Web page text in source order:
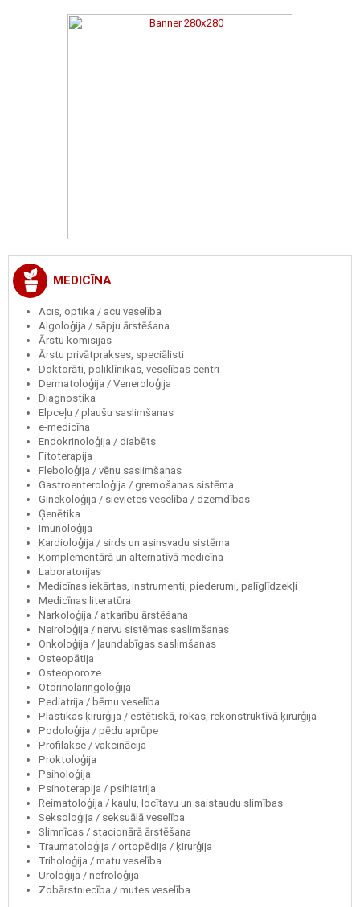
MEDICĪNA
Acis, optika / acu veselība
Algoloģija / sāpju ārstēšana
Ārstu komisijas
Ārstu privātprakses, speciālisti
Doktorāti, poliklīnikas, veselības centri
Dermatoloģija / Veneroloģija
Diagnostika
Elpceļu / plaušu saslimšanas
e-medicīna
Endokrinoloģija / diabēts
Fitoterapija
Fleboloģija / vēnu saslimšanas
Gastroenteroloģija / gremošanas sistēma
Ginekoloģija / sievietes veselība / dzemdības
Ģenētika
Imunoloģija
Kardioloģija / sirds un asinsvadu sistēma
Komplementārā un alternatīvā medicīna
Laboratorijas
Medicīnas iekārtas, instrumenti, piederumi, palīglīdzekļi
Medicīnas literatūra
Narkoloģija / atkarību ārstēšana
Neiroloģija / nervu sistēmas saslimšanas
Onkoloģija / ļaundabīgas saslimšanas
Osteopātija
Osteoporoze
Otorinolaringoloģija
Pediatrija / bērnu veselība
Plastikas ķirurģija / estētiskā, rokas, rekonstruktīvā ķirurģija
Podoloģija / pēdu aprūpe
Profilakse / vakcinācija
Proktoloģija
Psiholoģija
Psihoterapija / psihiatrija
Reimatoloģija / kaulu, locītavu un saistaudu slimības
Seksoloģija / seksuālā veselība
Slimnīcas / stacionārā ārstēšana
Traumatoloģija / ortopēdija / ķirurģija
Triholoģija / matu veselība
Uroloģija / nefroloģija
Zobārstniecība / mutes veselība